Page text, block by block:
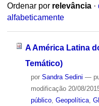
Ordenar por relevância ·
alfabeticamente
A América Latina
Temático)
por Sandra Sedini —
modificação20/08/
público, Geopolítica,